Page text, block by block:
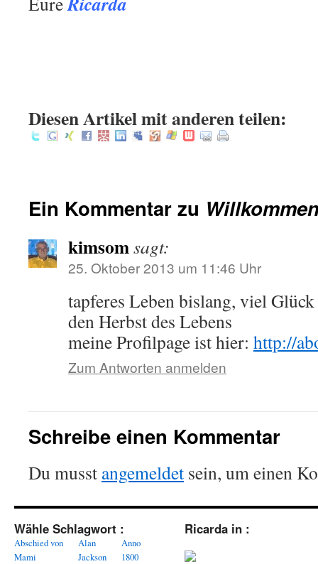
Diesen Artikel mit anderen teilen:
Ein Kommentar zu
kimsomsagt:
25. Oktober 2013 um 11:46 Uhr
tapferes Leben bislang, viel
den Herbst des Lebens
meine Profilpage ist hier: http://
Zum Antworten anmelden
Schreibe einen Kommentar
Du musst angemeldet sein, um einen
Wähle Schlagwort :
Abschied von
Mami
Alan
Jackson
Anno
1800
Ricarda in :